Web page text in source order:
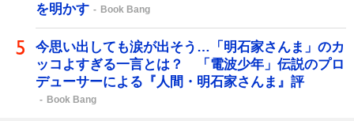
を明かす
Book Bang
今思い出しても涙が出そう…「明石家さんま」のカ
ッコよすぎる一言とは？ 「電波少年」伝説のプロ
デューサーによる『人間・明石家さんま』評
Book Bang